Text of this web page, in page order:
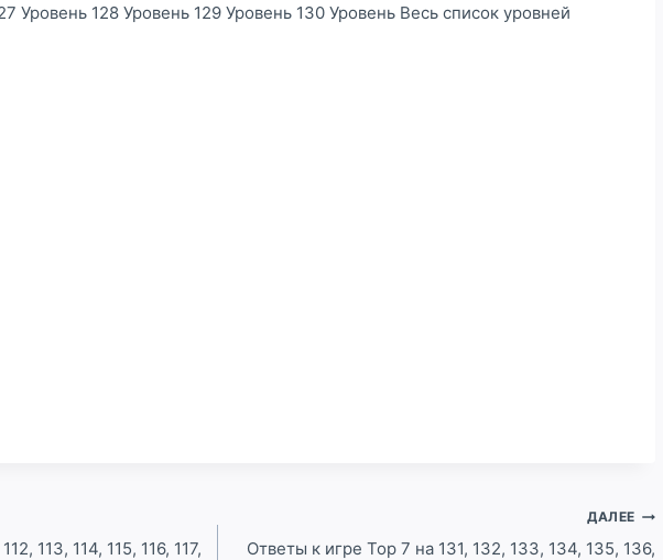
Уровень 128 Уровень 129 Уровень 130 Уровень Весь список уровней
113, 114, 115, 116, 117,
ДАЛЕЕ
Ответы к игре Top 7 на 131, 132, 133, 134, 135, 136,